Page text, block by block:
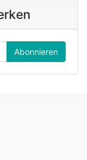
Abonnieren